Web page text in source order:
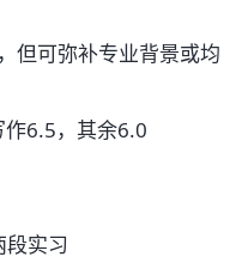
但可弥补专业背景或均
6.5，其余6.0
实习